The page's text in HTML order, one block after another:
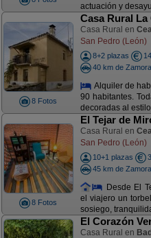
actuación y
8 Fotos
Casa Rural La
Casa Rural en
San Pedro (León)
8+2 plazas
40 km de Zamora
Alquiler de
90 habitantes.
decoradas al
8 Fotos
El Tejar de
Casa Rural en
San Pedro (León)
10+1 plazas
45 km de Zamora
Desde El
el viajero un
sosiego,
El Corazón
Casa Rural en